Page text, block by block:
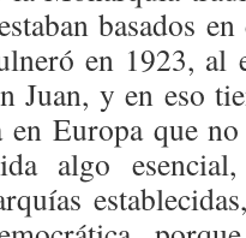
basados
en 1923, al
Juan, y en eso
Europa que
algo